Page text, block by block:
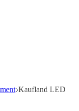
Kaufland LED